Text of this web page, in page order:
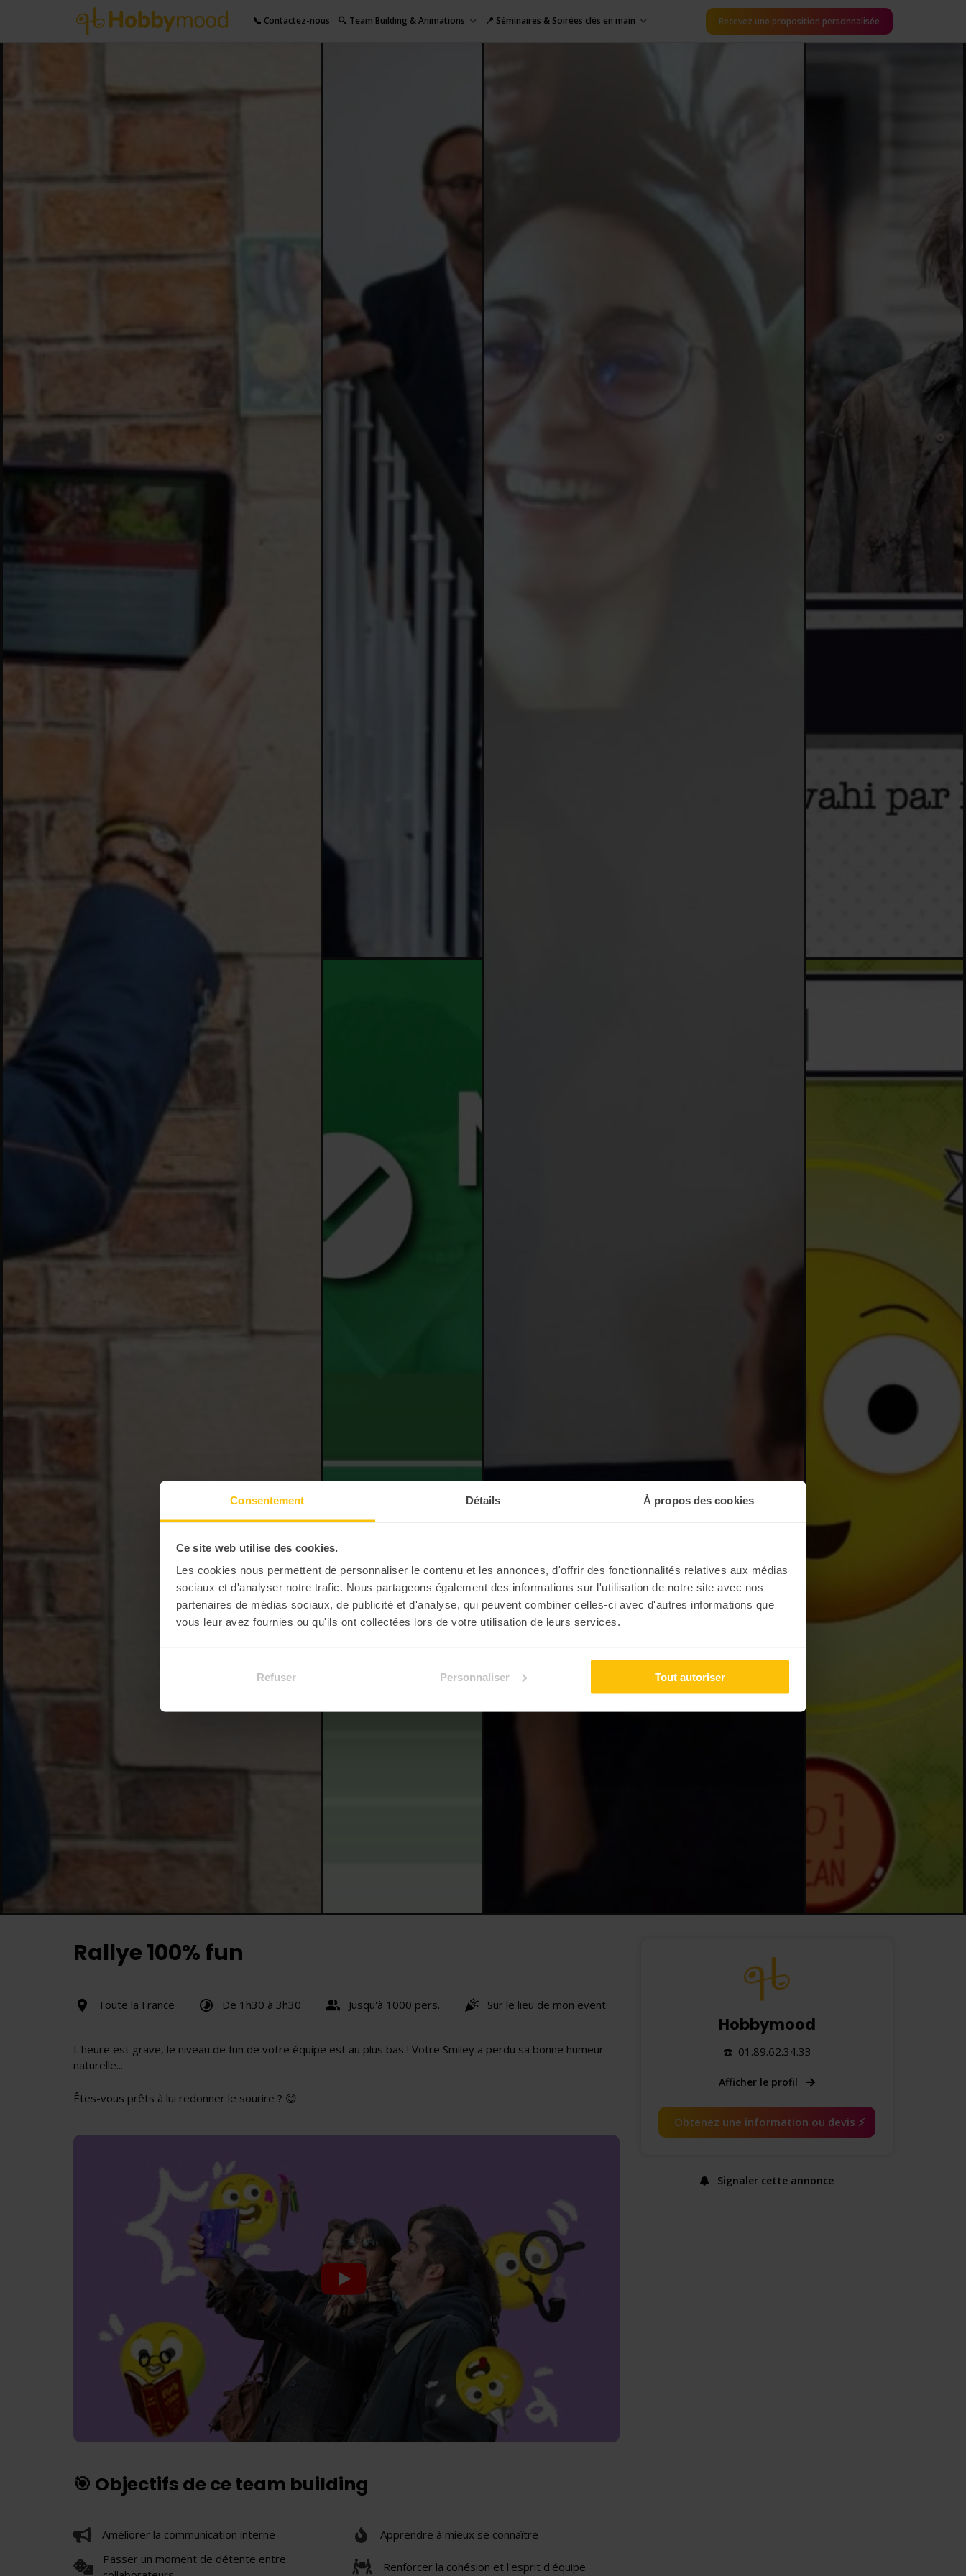
Consentement Détails À propos des cookies
Ce site web utilise des cookies.
Les cookies nous permettent de personnaliser le contenu et les annonces, d'offrir des fonctionnalités relatives aux médias
sociaux et d'analyser notre trafic. Nous partageons également des informations sur l'utilisation de notre site avec nos
partenaires de médias sociaux, de publicité et d'analyse, qui peuvent combiner celles-ci avec d'autres informations que
vous leur avez fournies ou qu'ils ont collectées lors de votre utilisation de leurs services.
Refuser Personnaliser Tout autoriser
📞 Contactez-nous 🔍 Team Building & Animations 📍 Séminaires & Soirées clés en main Recevez une proposition personnalisée
Rallye 100% fun
Toute la France De 1h30 à 3h30 Jusqu'à 1000 pers. Sur le lieu de mon event
L'heure est grave, le niveau de fun de votre équipe est au plus bas ! Votre Smiley a perdu sa bonne humeur
naturelle...
Êtes-vous prêts à lui redonner le sourire ? 😊
🎯 Objectifs de ce team building
Améliorer la communication interne
Apprendre à mieux se connaître
Passer un moment de détente entre
Renforcer la cohésion et l'esprit d'équipe
Hobbymood
☎️ 01.89.62.34.33
Afficher le profil
Obtenez une information ou devis ⚡️
Signaler cette annonce